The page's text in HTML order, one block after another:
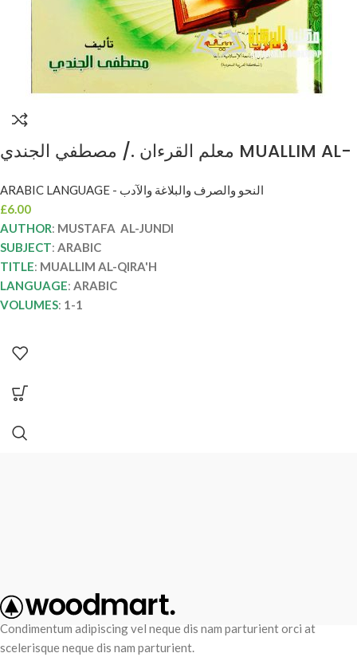
معلم القرءان ./ مصطفي الجندي MUALLIM AL-
ARABIC LANGUAGE - النحو والصرف والبلاغة والآدب
£6.00
AUTHOR: MUSTAFA AL-JUNDI
SUBJECT: ARABIC
TITLE: MUALLIM AL-QIRA'H
LANGUAGE: ARABIC
VOLUMES: 1-1
Condimentum adipiscing vel neque dis nam parturient orci at
scelerisque neque dis nam parturient.